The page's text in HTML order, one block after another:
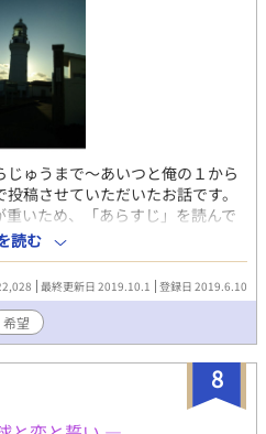
伯 青 蒼陵高校 保健体育教師、
野球部出身。 恩師である海斗の
で、恋人蒼太と暮らしている。 ◯
。 青と同じく、蒼陵高校野球部
ゅうまで～あいつと俺の１から
稿させていただいたお話です。
いため、「あらすじ」を読んで
を捲っていただければ、と思い
沢田壱は中学三年生の冬、い
を刺した。その代償として、特殊
なくなる。高校三年生の春、涼
強さに惹かれ始める。 登場人物
部 沢田 壱 （さわだ い
かがわ あか
球部 長野 未織（なが
生斗（せりざわ いく
のみや）高校野球部 涼
読む
最終更新日 2019.10.1 登録日 2019.6.10
希望
8